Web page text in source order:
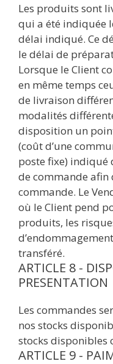
Les produits sont
qui a été indiquée
délai indiqué. Ce
le délai de
Lorsque le Client
en même temps
de livraison
modalités
disposition un
(coût d’une
poste fixe) indiqué
de commande afin
commande. Le
où le Client pend
produits, les
transféré.
ARTICLE 8 -
PRESENTATION
Les commandes
nos stocks
stocks disponibles
ARTICLE 9 -